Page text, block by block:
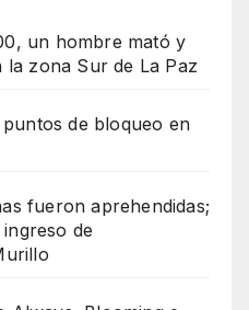
un hombre mató y
zona Sur de La Paz
de bloqueo en
fueron aprehendidas;
de